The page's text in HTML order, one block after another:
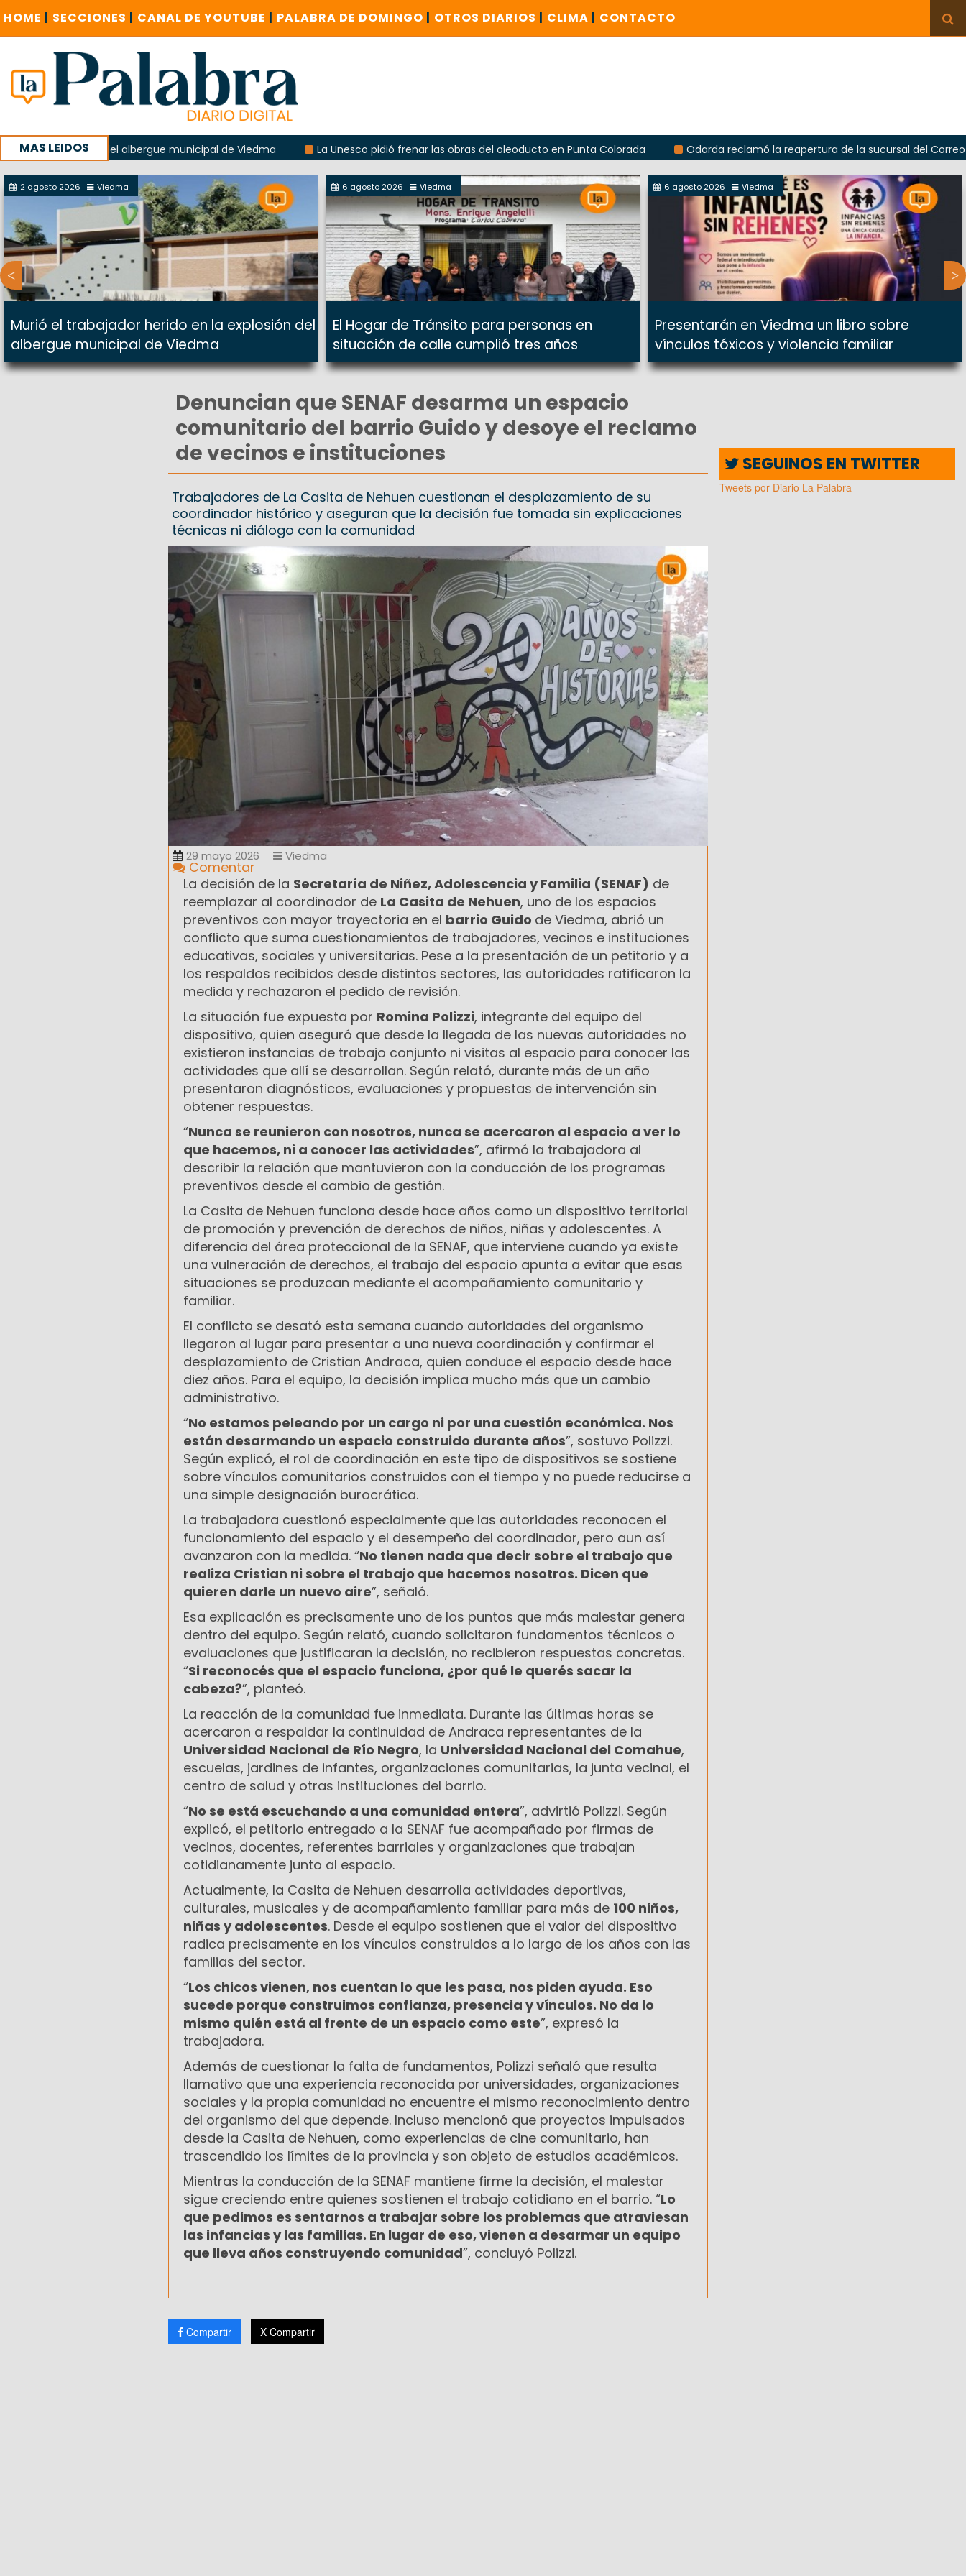
HOME | SECCIONES | CANAL DE YOUTUBE | PALABRA DE DOMINGO | OTROS DIARIOS | CLIMA | CONTACTO
MAS LEIDOS
del albergue municipal de Viedma La Unesco pidió frenar las obras del oleoducto en Punta Colorada
Odarda reclamó la reapertura de la sucursal del Correo Argentino
con un encuentro provincial en Roca
2 agosto 2026 Viedma
Murió el trabajador herido en la explosión del
albergue municipal de Viedma
6 agosto 2026 Viedma
El Hogar de Tránsito para personas en
situación de calle cumplió tres años
6 agosto 2026 Viedma
Presentarán en Viedma un libro sobre
vínculos tóxicos y violencia familiar
Denuncian que SENAF desarma un espacio
comunitario del barrio Guido y desoye el reclamo
de vecinos e instituciones
Trabajadores de La Casita de Nehuen cuestionan el desplazamiento de su
coordinador histórico y aseguran que la decisión fue tomada sin explicaciones
técnicas ni diálogo con la comunidad
29 mayo 2026 Viedma
Comentar
La decisión de la Secretaría de Niñez, Adolescencia y Familia (SENAF) de
reemplazar al coordinador de La Casita de Nehuen, uno de los espacios
preventivos con mayor trayectoria en el barrio Guido de Viedma, abrió un
conflicto que suma cuestionamientos de trabajadores, vecinos e instituciones
educativas, sociales y universitarias. Pese a la presentación de un petitorio y a
los respaldos recibidos desde distintos sectores, las autoridades ratificaron la
medida y rechazaron el pedido de revisión.
La situación fue expuesta por Romina Polizzi, integrante del equipo del
dispositivo, quien aseguró que desde la llegada de las nuevas autoridades no
existieron instancias de trabajo conjunto ni visitas al espacio para conocer las
actividades que allí se desarrollan. Según relató, durante más de un año
presentaron diagnósticos, evaluaciones y propuestas de intervención sin
obtener respuestas.
“Nunca se reunieron con nosotros, nunca se acercaron al espacio a ver lo
que hacemos, ni a conocer las actividades”, afirmó la trabajadora al
describir la relación que mantuvieron con la conducción de los programas
preventivos desde el cambio de gestión.
La Casita de Nehuen funciona desde hace años como un dispositivo territorial
de promoción y prevención de derechos de niños, niñas y adolescentes. A
diferencia del área proteccional de la SENAF, que interviene cuando ya existe
una vulneración de derechos, el trabajo del espacio apunta a evitar que esas
situaciones se produzcan mediante el acompañamiento comunitario y
familiar.
El conflicto se desató esta semana cuando autoridades del organismo
llegaron al lugar para presentar a una nueva coordinación y confirmar el
desplazamiento de Cristian Andraca, quien conduce el espacio desde hace
diez años. Para el equipo, la decisión implica mucho más que un cambio
administrativo.
“No estamos peleando por un cargo ni por una cuestión económica. Nos
están desarmando un espacio construido durante años”, sostuvo Polizzi.
Según explicó, el rol de coordinación en este tipo de dispositivos se sostiene
sobre vínculos comunitarios construidos con el tiempo y no puede reducirse a
una simple designación burocrática.
La trabajadora cuestionó especialmente que las autoridades reconocen el
funcionamiento del espacio y el desempeño del coordinador, pero aun así
avanzaron con la medida. “No tienen nada que decir sobre el trabajo que
realiza Cristian ni sobre el trabajo que hacemos nosotros. Dicen que
quieren darle un nuevo aire”, señaló.
Esa explicación es precisamente uno de los puntos que más malestar genera
dentro del equipo. Según relató, cuando solicitaron fundamentos técnicos o
evaluaciones que justificaran la decisión, no recibieron respuestas concretas.
“Si reconocés que el espacio funciona, ¿por qué le querés sacar la
cabeza?”, planteó.
La reacción de la comunidad fue inmediata. Durante las últimas horas se
acercaron a respaldar la continuidad de Andraca representantes de la
Universidad Nacional de Río Negro, la Universidad Nacional del Comahue,
escuelas, jardines de infantes, organizaciones comunitarias, la junta vecinal, el
centro de salud y otras instituciones del barrio.
“No se está escuchando a una comunidad entera”, advirtió Polizzi. Según
explicó, el petitorio entregado a la SENAF fue acompañado por firmas de
vecinos, docentes, referentes barriales y organizaciones que trabajan
cotidianamente junto al espacio.
Actualmente, la Casita de Nehuen desarrolla actividades deportivas,
culturales, musicales y de acompañamiento familiar para más de 100 niños,
niñas y adolescentes. Desde el equipo sostienen que el valor del dispositivo
radica precisamente en los vínculos construidos a lo largo de los años con las
familias del sector.
“Los chicos vienen, nos cuentan lo que les pasa, nos piden ayuda. Eso
sucede porque construimos confianza, presencia y vínculos. No da lo
mismo quién está al frente de un espacio como este”, expresó la
trabajadora.
Además de cuestionar la falta de fundamentos, Polizzi señaló que resulta
llamativo que una experiencia reconocida por universidades, organizaciones
sociales y la propia comunidad no encuentre el mismo reconocimiento dentro
del organismo del que depende. Incluso mencionó que proyectos impulsados
desde la Casita de Nehuen, como experiencias de cine comunitario, han
trascendido los límites de la provincia y son objeto de estudios académicos.
Mientras la conducción de la SENAF mantiene firme la decisión, el malestar
sigue creciendo entre quienes sostienen el trabajo cotidiano en el barrio. “Lo
que pedimos es sentarnos a trabajar sobre los problemas que atraviesan
las infancias y las familias. En lugar de eso, vienen a desarmar un equipo
que lleva años construyendo comunidad”, concluyó Polizzi.
Compartir X Compartir
SEGUINOS EN TWITTER
Tweets por Diario La Palabra